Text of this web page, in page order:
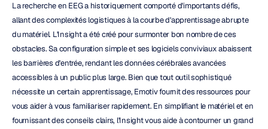
La recherche en EEG a historiquement comporté d'importants défis,
allant des complexités logistiques à la courbe d'apprentissage abrupte
du matériel. L'Insight a été créé pour surmonter bon nombre de ces
obstacles. Sa configuration simple et ses logiciels conviviaux abaissent
les barrières d'entrée, rendant les données cérébrales avancées
accessibles à un public plus large. Bien que tout outil sophistiqué
nécessite un certain apprentissage, Emotiv fournit des ressources pour
vous aider à vous familiariser rapidement. En simplifiant le matériel et en
fournissant des conseils clairs, l'Insight vous aide à contourner un grand